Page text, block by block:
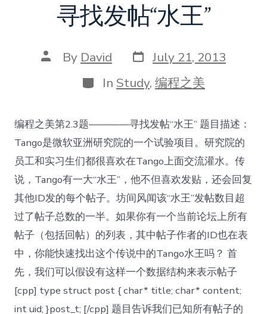
寻找发帖“水王”
Post
author
By David Post
date
July 21, 2013
Categories
In Study, 编程之美
编程之美第2.3题————寻找发帖“水王” 题目描述：
Tango是微软亚洲研究院的一个试验项目。研究院的
员工和实习生们都很喜欢在Tango上面交流灌水。传
说，Tango有一大“水王”，他不但喜欢发贴，还会回复
其他ID发的每个帖子。坊间风闻该“水王”发帖数目超
过了帖子总数的一半。如果你有一个当前论坛上所有
帖子（包括回帖）的列表，其中帖子作者的ID也在表
中，你能快速找出这个传说中的Tango水王吗？ 首
先，我们可以假设有这样一个数据结构来表示帖子
[cpp] type struct post { char* title; char* content;
int uid; }post_t; [/cpp] 题目告诉我们已知所有帖子的